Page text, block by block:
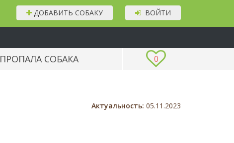
ВОЙТИ
ДОБАВИТЬ СОБАКУ
0
ПРОПАЛА СОБАКА
Актуальность: 05.11.2023